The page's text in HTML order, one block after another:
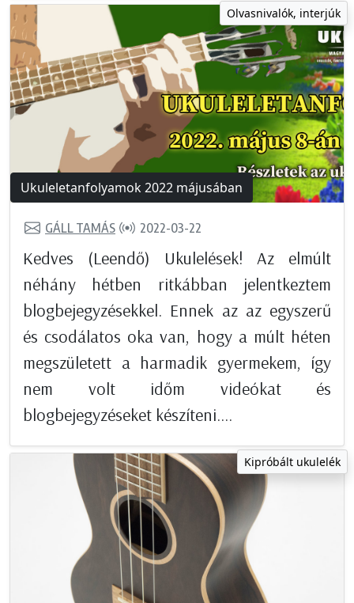
Olvasnivalók, interjúk
Ukuleletanfolyamok 2022 májusában
GÁLL TAMÁS 2022-03-22
Kedves (Leendő) Ukulelések! Az elmúlt
néhány hétben ritkábban jelentkeztem
blogbejegyzésekkel. Ennek az az egyszerű
és csodálatos oka van, hogy a múlt héten
megszületett a harmadik gyermekem, így
nem volt időm videókat és
blogbejegyzéseket készíteni....
Kipróbált ukulelék